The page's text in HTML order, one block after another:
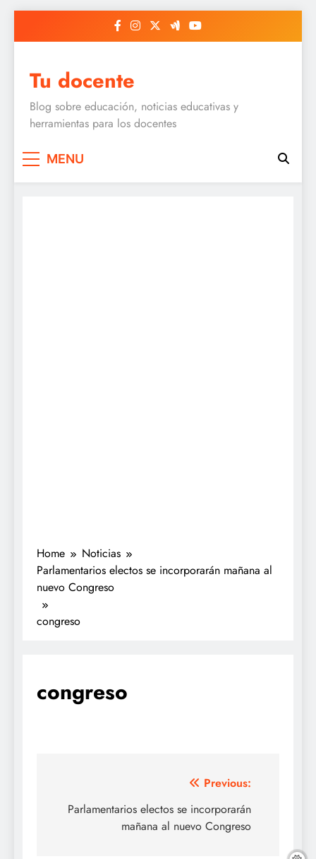
Tu docente
Blog sobre educación, noticias educativas y
herramientas para los docentes
MENU
Home
Noticias
Parlamentarios electos se incorporarán mañana al
nuevo Congreso
congreso
congreso
de
Previous:
Parlamentarios electos se incorporarán
mañana al nuevo Congreso